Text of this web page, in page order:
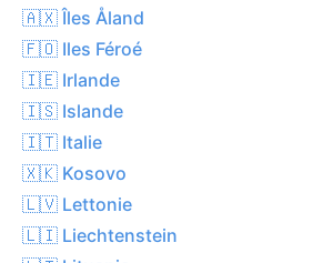
🇦🇽 Îles Åland
🇫🇴 Iles Féroé
🇮🇪 Irlande
🇮🇸 Islande
🇮🇹 Italie
🇽🇰 Kosovo
🇱🇻 Lettonie
🇱🇮 Liechtenstein